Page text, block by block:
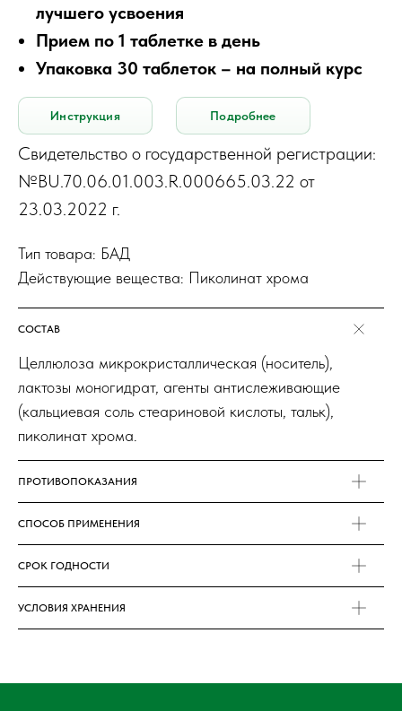
лучшего усвоения
Прием по 1 таблетке в день
Упаковка 30 таблеток – на полный курс
Инструкция Подробнее
Свидетельство о государственной регистрации:
№BU.70.06.01.003.R.000665.03.22 от
23.03.2022 г.
Тип товара: БАД
Действующие вещества: Пиколинат хрома
СОСТАВ
Целлюлоза микрокристаллическая (носитель),
лактозы моногидрат, агенты антислеживающие
(кальциевая соль стеариновой кислоты, тальк),
пиколинат хрома.
ПРОТИВОПОКАЗАНИЯ
СПОСОБ ПРИМЕНЕНИЯ
СРОК ГОДНОСТИ
УСЛОВИЯ ХРАНЕНИЯ